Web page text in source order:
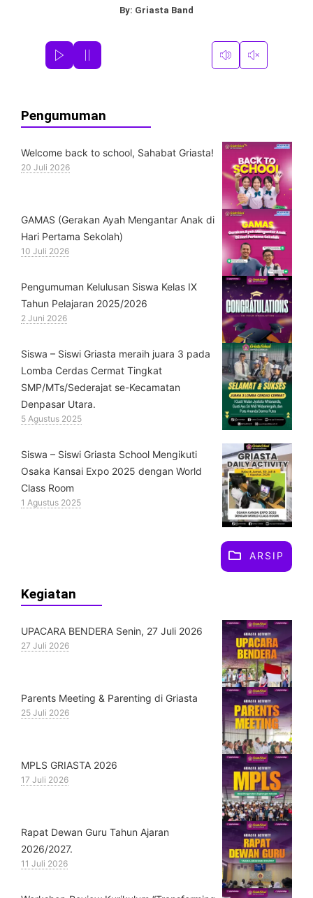
By: Griasta Band
Pengumuman
Welcome back to school, Sahabat Griasta!
20 Juli 2026
GAMAS (Gerakan Ayah Mengantar Anak di
Hari Pertama Sekolah)
10 Juli 2026
Pengumuman Kelulusan Siswa Kelas IX
Tahun Pelajaran 2025/2026
2 Juni 2026
Siswa – Siswi Griasta meraih juara 3 pada
Lomba Cerdas Cermat Tingkat
SMP/MTs/Sederajat se-Kecamatan
Denpasar Utara.
5 Agustus 2025
Siswa – Siswi Griasta School Mengikuti
Osaka Kansai Expo 2025 dengan World
Class Room
1 Agustus 2025
ARSIP
Kegiatan
UPACARA BENDERA Senin, 27 Juli 2026
27 Juli 2026
Parents Meeting & Parenting di Griasta
25 Juli 2026
MPLS GRIASTA 2026
17 Juli 2026
Rapat Dewan Guru Tahun Ajaran
2026/2027.
11 Juli 2026